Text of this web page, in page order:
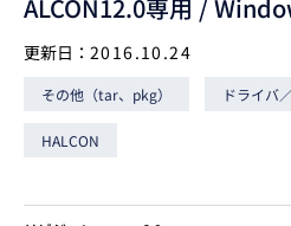
新卒採用
ALCON12.0専用 /
更新日： 2016.10.24
その他（tar、pkg） ドライバ
HALCON